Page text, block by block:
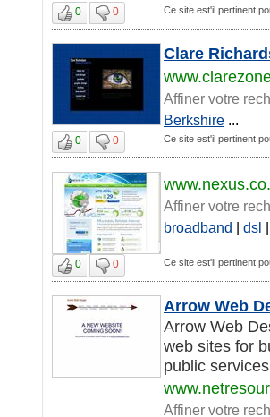
0 0 Ce site est'il pertinent
Clare
Affiner votre
Berkshire ...
0 0 Ce site est'il pertinent
Affiner votre
broadband | dsl
0 0 Ce site est'il pertinent
Arrow Web
Arrow Web
web sites for
public
Affiner votre